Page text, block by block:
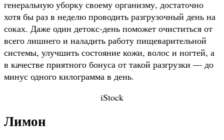
генеральную уборку своему организму, достаточно
хотя бы раз в неделю проводить разгрузочный день на
соках. Даже один детокс-день поможет очиститься от
всего лишнего и наладить работу пищеварительной
системы, улучшить состояние кожи, волос и ногтей, а
в качестве приятного бонуса от такой разгрузки — до
минус одного килограмма в день.
iStock
Лимон